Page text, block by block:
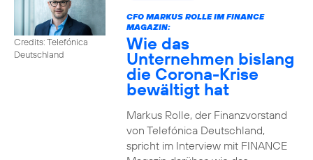
Credits: Telefónica
Deutschland
CFO MARKUS ROLLE IM FINANCE
MAGAZIN:
Wie das
Unternehmen bislang
die Corona-Krise
bewältigt hat
Markus Rolle, der Finanzvorstand
von Telefónica Deutschland,
spricht im Interview mit FINANCE